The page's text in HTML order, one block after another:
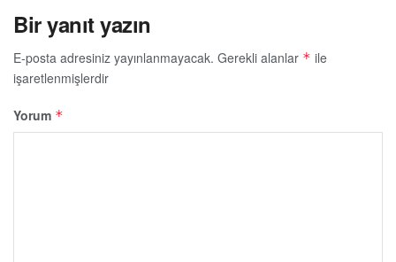
Bir yanıt yazın
E-posta adresiniz yayınlanmayacak. Gerekli alanlar * ile
işaretlenmişlerdir
Yorum *